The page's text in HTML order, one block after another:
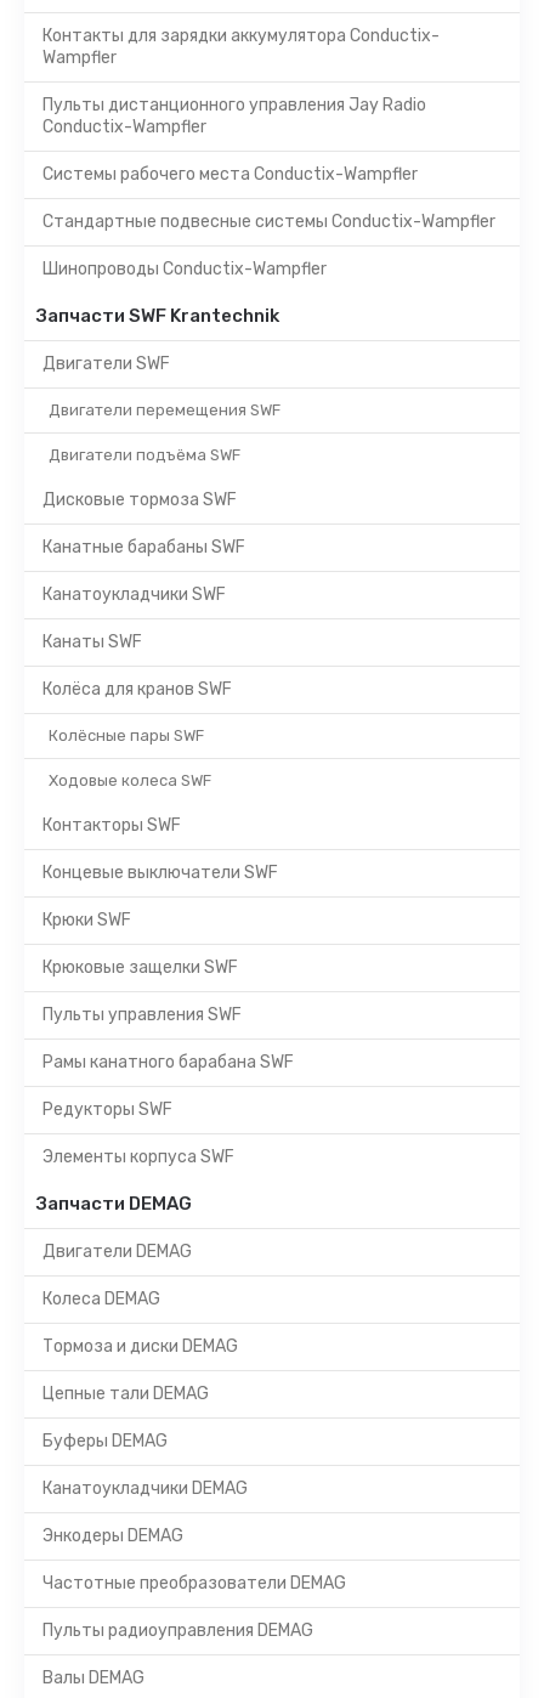
Контакты для зарядки аккумулятора Conductix-
Wampfler
Пульты дистанционного управления Jay Radio
Conductix-Wampfler
Системы рабочего места Conductix-Wampfler
Стандартные подвесные системы Conductix-Wampfler
Шинопроводы Conductix-Wampfler
Запчасти SWF Krantechnik
Двигатели SWF
Двигатели перемещения SWF
Двигатели подъёма SWF
Дисковые тормоза SWF
Канатные барабаны SWF
Канатоукладчики SWF
Канаты SWF
Колёса для кранов SWF
Колёсные пары SWF
Ходовые колеса SWF
Контакторы SWF
Концевые выключатели SWF
Крюки SWF
Крюковые защелки SWF
Пульты управления SWF
Рамы канатного барабана SWF
Редукторы SWF
Элементы корпуса SWF
Запчасти DEMAG
Двигатели DEMAG
Колеса DEMAG
Тормоза и диски DEMAG
Цепные тали DEMAG
Буферы DEMAG
Канатоукладчики DEMAG
Энкодеры DEMAG
Частотные преобразователи DEMAG
Пульты радиоуправления DEMAG
Валы DEMAG